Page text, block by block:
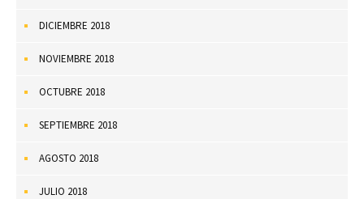
DICIEMBRE 2018
NOVIEMBRE 2018
OCTUBRE 2018
SEPTIEMBRE 2018
AGOSTO 2018
JULIO 2018